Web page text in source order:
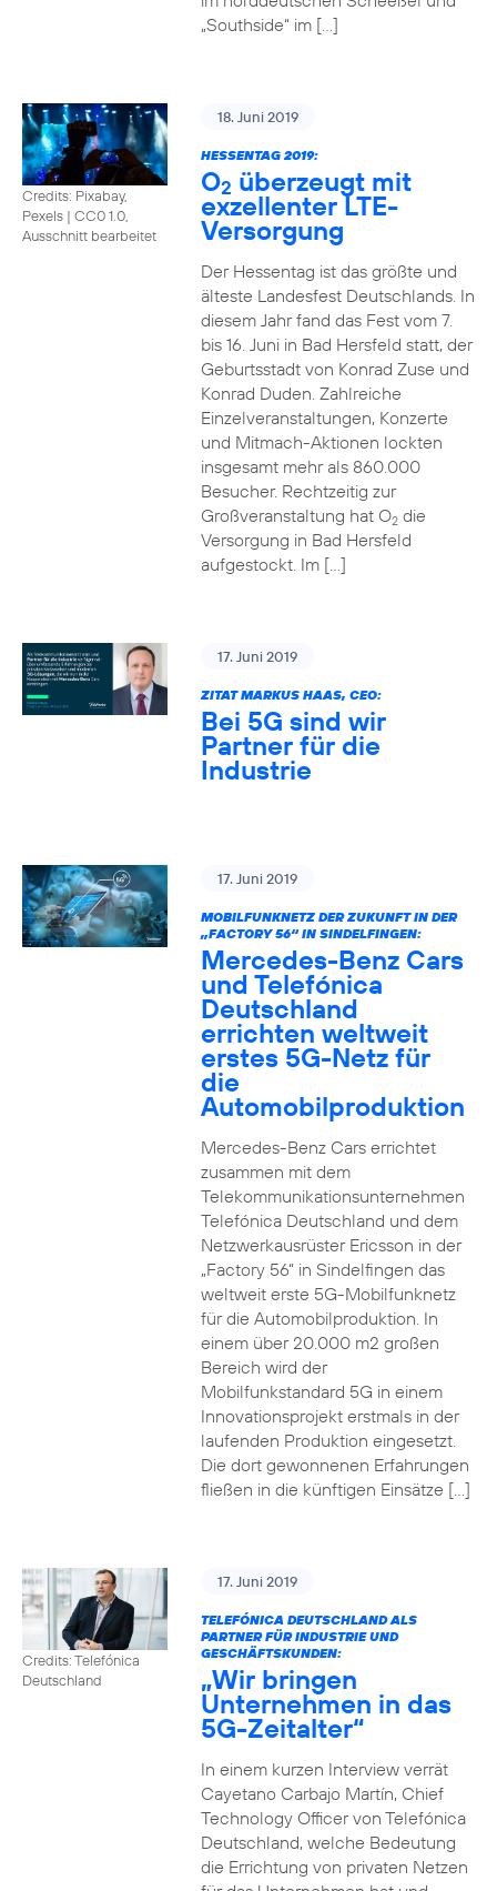
„Southside“ im […]
Credits: Pixabay,
Pexels | CC0 1.0,
Ausschnitt bearbeitet
18. Juni 2019
HESSENTAG 2019:
O2 überzeugt mit
exzellenter LTE-
Versorgung
Der Hessentag ist das größte und
älteste Landesfest Deutschlands. In
diesem Jahr fand das Fest vom 7.
bis 16. Juni in Bad Hersfeld statt, der
Geburtsstadt von Konrad Zuse und
Konrad Duden. Zahlreiche
Einzelveranstaltungen, Konzerte
und Mitmach-Aktionen lockten
insgesamt mehr als 860.000
Besucher. Rechtzeitig zur
Großveranstaltung hat O2die
Versorgung in Bad Hersfeld
aufgestockt. Im […]
17. Juni 2019
ZITAT MARKUS HAAS, CEO:
Bei 5G sind wir
Partner für die
Industrie
17. Juni 2019
MOBILFUNKNETZ DER ZUKUNFT IN DER
„FACTORY 56“ IN SINDELFINGEN:
Mercedes-Benz Cars
und Telefónica
Deutschland
errichten weltweit
erstes 5G-Netz für
die
Automobilproduktion
Mercedes-Benz Cars errichtet
zusammen mit dem
Telekommunikationsunternehmen
Telefónica Deutschland und dem
Netzwerkausrüster Ericsson in der
„Factory 56“ in Sindelfingen das
weltweit erste 5G-Mobilfunknetz
für die Automobilproduktion. In
einem über 20.000 m2 großen
Bereich wird der
Mobilfunkstandard 5G in einem
Innovationsprojekt erstmals in der
laufenden Produktion eingesetzt.
Die dort gewonnenen Erfahrungen
fließen in die künftigen Einsätze […]
Credits: Telefónica
Deutschland
17. Juni 2019
TELEFÓNICA DEUTSCHLAND ALS
PARTNER FÜR INDUSTRIE UND
GESCHÄFTSKUNDEN:
„Wir bringen
Unternehmen in das
5G-Zeitalter“
In einem kurzen Interview verrät
Cayetano Carbajo Martín, Chief
Technology Officer von Telefónica
Deutschland, welche Bedeutung
die Errichtung von privaten Netzen